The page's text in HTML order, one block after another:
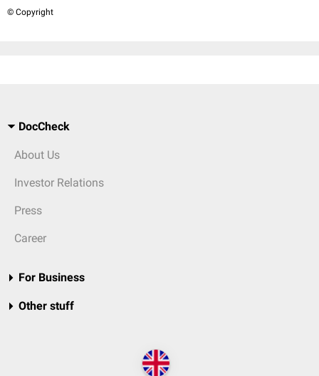
© Copyright
DocCheck
About Us
Investor Relations
Press
Career
For Business
Other stuff